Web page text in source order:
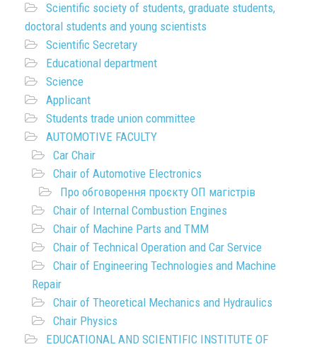
Scientific society of students, graduate students,
doctoral students and young scientists
Scientific Secretary
Educational department
Science
Applicant
Students trade union committee
AUTOMOTIVE FACULTY
Car Chair
Chair of Automotive Electronics
Про обговорення проєкту ОП магістрів
Chair of Internal Combustion Engines
Chair of Machine Parts and TMM
Chair of Technical Operation and Car Service
Chair of Engineering Technologies and Machine
Repair
Chair of Theoretical Mechanics and Hydraulics
Chair Physics
EDUCATIONAL AND SCIENTIFIC INSTITUTE OF